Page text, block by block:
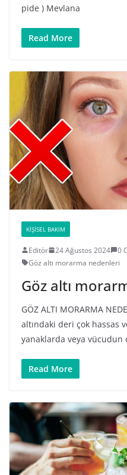
pide ) Mevlana
Read More
KIŞISEL BAKIM
Editör 24 Ağustos 2024
0
Göz altı morarma nedenleri
Göz altı
GÖZ ALTI MORARMA
altındaki deri çok hassas
yanaklarda veya
Read More